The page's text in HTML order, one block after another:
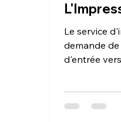
Le service
demande
d'entrée
les coûts et